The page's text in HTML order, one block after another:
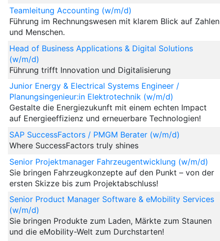
Teamleitung Accounting (w/m/d)
Führung im Rechnungswesen mit klarem Blick auf Zahlen
und Menschen.
Head of Business Applications & Digital Solutions
(w/m/d)
Führung trifft Innovation und Digitalisierung
Junior Energy & Electrical Systems Engineer /
Planungsingenieur:in Elektrotechnik (w/m/d)
Gestalte die Energiezukunft mit einem echten Impact
auf Energieeffizienz und erneuerbare Technologien!
SAP SuccessFactors / PMGM Berater (w/m/d)
Where SuccessFactors truly shines
Senior Projektmanager Fahrzeugentwicklung (w/m/d)
Sie bringen Fahrzeugkonzepte auf den Punkt – von der
ersten Skizze bis zum Projektabschluss!
Senior Product Manager Software & eMobility Services
(w/m/d)
Sie bringen Produkte zum Laden, Märkte zum Staunen
und die eMobility-Welt zum Durchstarten!